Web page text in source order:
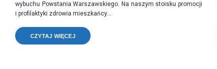
wybuchu Powstania Warszawskiego. Na naszym stoisku promocji
i profilaktyki zdrowia mieszkańcy...
CZYTAJ WIĘCEJ